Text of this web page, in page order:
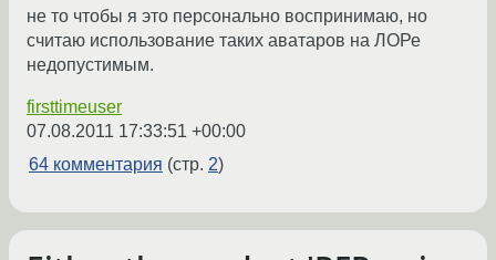
не то чтобы я это персонально воспринимаю, но
считаю использование таких аватаров на ЛОРе
недопустимым.
firsttimeuser
07.08.2011 17:33:51 +00:00
64 комментария (стр. 2)